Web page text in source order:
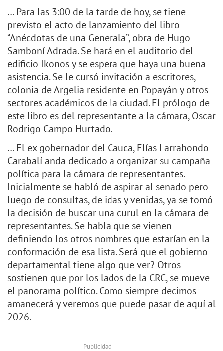
… Para las 3:00 de la tarde de hoy, se tiene
previsto el acto de lanzamiento del libro
“Anécdotas de una Generala”, obra de Hugo
Samboní Adrada. Se hará en el auditorio del
edificio Ikonos y se espera que haya una buena
asistencia. Se le cursó invitación a escritores,
colonia de Argelia residente en Popayán y otros
sectores académicos de la ciudad. El prólogo de
este libro es del representante a la cámara, Oscar
Rodrigo Campo Hurtado.
… El ex gobernador del Cauca, Elías Larrahondo
Carabalí anda dedicado a organizar su campaña
política para la cámara de representantes.
Inicialmente se habló de aspirar al senado pero
luego de consultas, de idas y venidas, ya se tomó
la decisión de buscar una curul en la cámara de
representantes. Se habla que se vienen
definiendo los otros nombres que estarían en la
conformación de esa lista. Será que el gobierno
departamental tiene algo que ver? Otros
sostienen que por los lados de la CRC, se mueve
el panorama político. Como siempre decimos
amanecerá y veremos que puede pasar de aquí al
2026.
- Publicidad -